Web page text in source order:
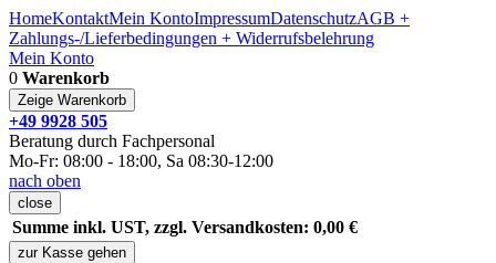
HomeKontaktMein KontoImpressumDatenschutzAGB +
Zahlungs-/Lieferbedingungen + Widerrufsbelehrung
Mein Konto
0 Warenkorb
Zeige Warenkorb
+49 9928 505
Beratung durch Fachpersonal
Mo-Fr: 08:00 - 18:00, Sa 08:30-12:00
nach oben
close
Summe inkl. UST, zzgl. Versandkosten: 0,00 €
zur Kasse gehen